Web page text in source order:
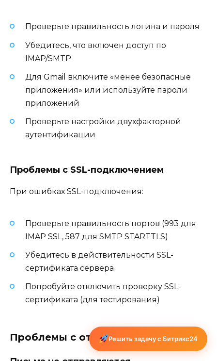
Проверьте правильность логина и пароля
Убедитесь, что включен доступ по
IMAP/SMTP
Для Gmail включите «менее безопасные
приложения» или используйте пароли
приложений
Проверьте настройки двухфакторной
аутентификации
Проблемы с SSL-подключением
При ошибках SSL-подключения:
Проверьте правильность портов (993 для
IMAP SSL, 587 для SMTP STARTTLS)
Убедитесь в действительности SSL-
сертификата сервера
Попробуйте отключить проверку SSL-
сертификата (для тестирования)
Проблемы с отправкой писем
Решить задачу с Битрикс24